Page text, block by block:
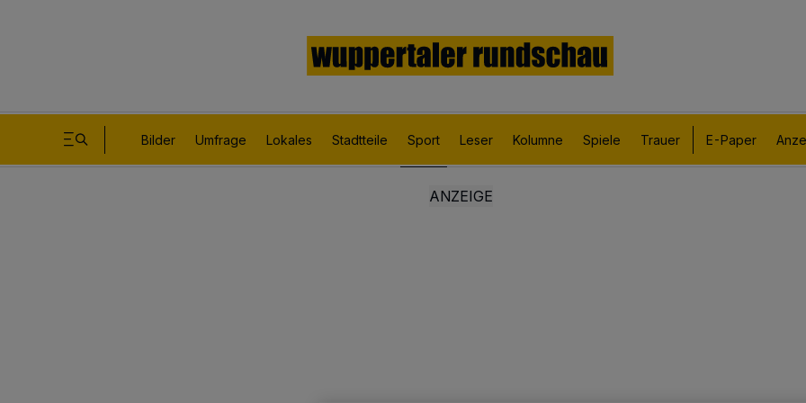
Bilder Umfrage Lokales Stadtteile Sport Leser Kolumne Spiele Trauer E-Paper